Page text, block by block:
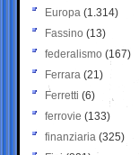
Europa (1.314)
Fassino (13)
federalismo (167)
Ferrara (21)
Ferretti (6)
ferrovie (133)
finanziaria (325)